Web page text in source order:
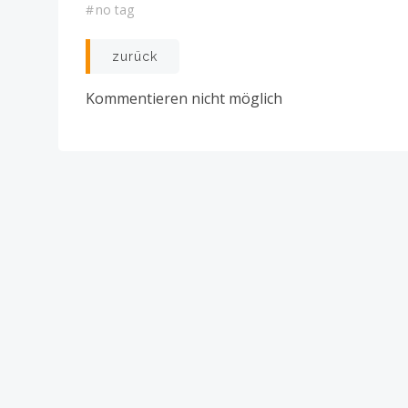
#no tag
Post
navigation
zurück
Kommentieren nicht möglich